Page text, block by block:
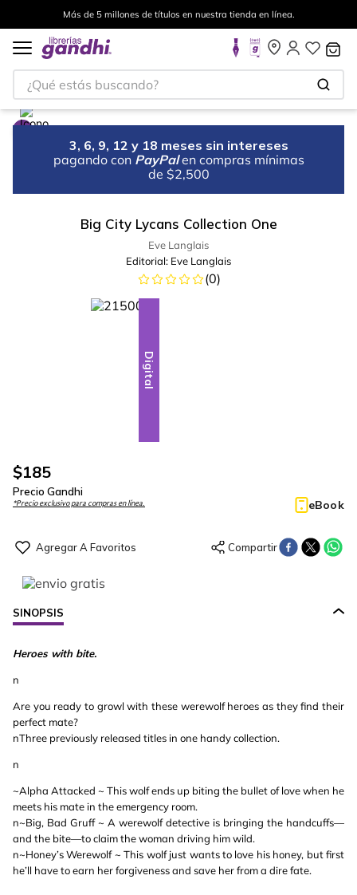
Más de 5 millones de títulos en nuestra tienda en línea.
¿Qué estás buscando?
3, 6, 9, 12 y 18 meses sin intereses
pagando con PayPal en compras mínimas
de $2,500
Big City Lycans Collection One
Eve Langlais
Editorial: Eve Langlais
(0)
Digital
$185
Precio Gandhi
*Precio exclusivo para compras en línea. eBook
SINOPSIS
Heroes with bite.
n
Are you ready to growl with these werewolf heroes as they find their
perfect mate?
nThree previously released titles in one handy collection.
n
~Alpha Attacked ~ This wolf ends up biting the bullet of love when he
meets his mate in the emergency room.
n~Big, Bad Gruff ~ A werewolf detective is bringing the handcuffs—
and the bite—to claim the woman driving him wild.
n~Honey’s Werewolf ~ This wolf just wants to love his honey, but first
he’ll have to earn her forgiveness and save her from a dire fate.